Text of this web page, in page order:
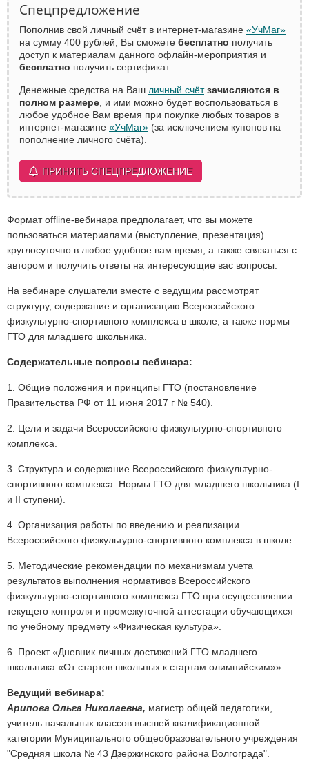
Спецпредложение
Пополнив свой личный счёт в интернет-магазине «УчМаг»
на сумму 400 рублей, Вы сможете бесплатно получить
доступ к материалам данного офлайн-мероприятия и
бесплатно получить сертификат.
Денежные средства на Ваш личный счёт зачисляются в
полном размере , и ими можно будет воспользоваться в
любое удобное Вам время при покупке любых товаров в
интернет-магазине «УчМаг» (за исключением купонов на
пополнение личного счёта).
ПРИНЯТЬ СПЕЦПРЕДЛОЖЕНИЕ
Формат offline-вебинара предполагает, что вы можете
пользоваться материалами (выступление, презентация)
круглосуточно в любое удобное вам время, а также связаться с
автором и получить ответы на интересующие вас вопросы.
На вебинаре слушатели вместе с ведущим рассмотрят
структуру, содержание и организацию Всероссийского
физкультурно-спортивного комплекса в школе, а также нормы
ГТО для младшего школьника.
Содержательные вопросы вебинара:
1. Общие положения и принципы ГТО (постановление
Правительства РФ от 11 июня 2017 г № 540).
2. Цели и задачи Всероссийского физкультурно-спортивного
комплекса.
3. Структура и содержание Всероссийского физкультурно-
спортивного комплекса. Нормы ГТО для младшего школьника (I
и II ступени).
4. Организация работы по введению и реализации
Всероссийского физкультурно-спортивного комплекса в школе.
5. Методические рекомендации по механизмам учета
результатов выполнения нормативов Всероссийского
физкультурно-спортивного комплекса ГТО при осуществлении
текущего контроля и промежуточной аттестации обучающихся
по учебному предмету «Физическая культура».
6. Проект «Дневник личных достижений ГТО младшего
школьника «От стартов школьных к стартам олимпийским»».
Ведущий вебинара:
Арипова Ольга Николаевна, магистр общей педагогики,
учитель начальных классов высшей квалификационной
категории Муниципального общеобразовательного учреждения
"Средняя школа № 43 Дзержинского района Волгограда".